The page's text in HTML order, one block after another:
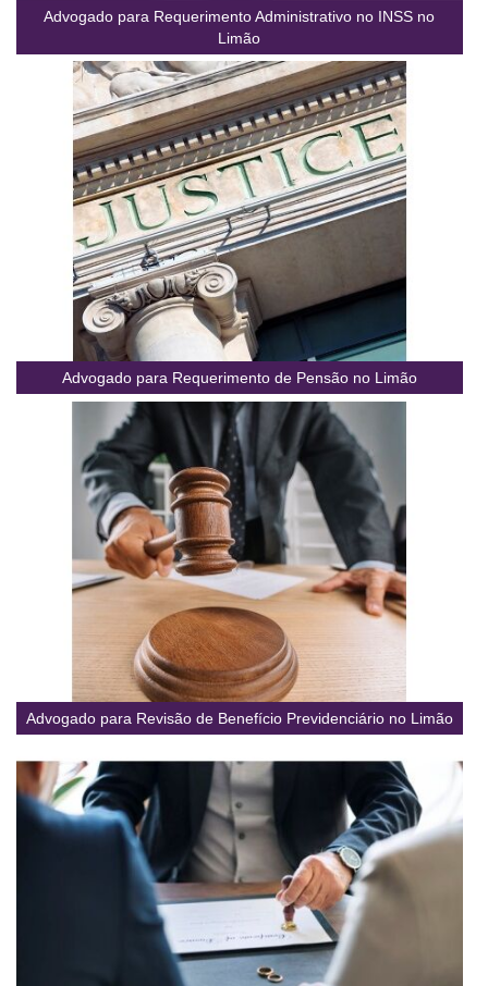
Advogado para Requerimento Administrativo no INSS no
Limão
Advogado para Requerimento de Pensão no Limão
Advogado para Revisão de Benefício Previdenciário no Limão